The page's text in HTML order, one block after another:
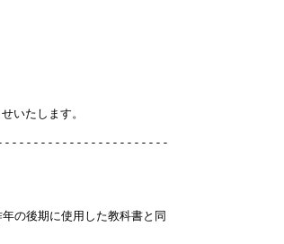
いたします。
期に使用した教科書と同